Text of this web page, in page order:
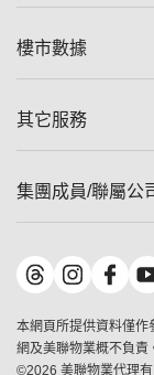
減價
美聯豪宅
獨家樓盤
租盤
自助放盤
查詢熱線
按揭計算機
負擔能力計算機
轉按計算機
繳款方式
樓市數據
樓價指數
歷史成交
屋苑成交排行榜
地區百科
其它服務
屋苑專頁
美聯精英會
美善會
地產代理管理協會
集團成員/聯屬公
美聯物業
鋑聯控股*
美聯工商舖*
美聯中國
本網頁所提供資料僅作
網及美聯物業概不負責
©2026 美聯物業代理